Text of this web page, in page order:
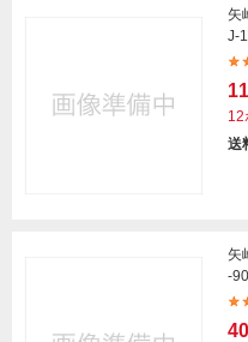
矢
J-
12
送
矢
-